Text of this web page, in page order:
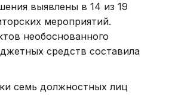
выявлены в 14 из 19
мероприятий.
необоснованного
средств составила
семь должностных лиц